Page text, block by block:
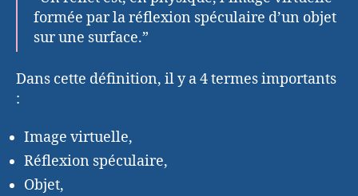
formée par la réflexion spéculaire d’un objet
sur une surface.”
Dans cette définition, il y a 4 termes importants
:
Image virtuelle,
Réflexion spéculaire,
Objet,